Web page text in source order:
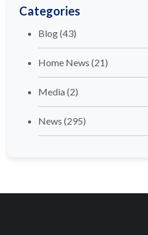
Categories
Blog(43)
Home News (21)
Media (2)
News (295)